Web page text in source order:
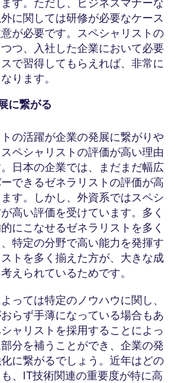
に関しては研修が必要なケース
が必要です。スペシャリストの
つ、入社した企業において必要
で習得してもらえれば、非常に
ります。
に繋がる
の活躍が企業の発展に繋がりや
ペシャリストの評価が高い理由
日本の企業では、まだまだ幅広
できるゼネラリストの評価が高
す。しかし、外資系ではスペシ
高い評価を受けています。多く
にこなせるゼネラリストを多く
特定の分野で高い能力を発揮す
トを多く揃えた方が、大きな成
えられているためです。
っては特定のノウハウに関し、
らず手薄になっている場合もあ
ャリストを採用することによっ
分を補うことができ、企業の発
に繋がるでしょう。近年はどの
、IT技術関連の重要度が特に高